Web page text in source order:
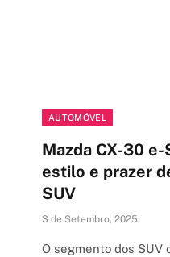
AUTOMÓVEL
Mazda CX-30
estilo e prazer
SUV
3 de Setembro, 2025
O segmento dos SUV